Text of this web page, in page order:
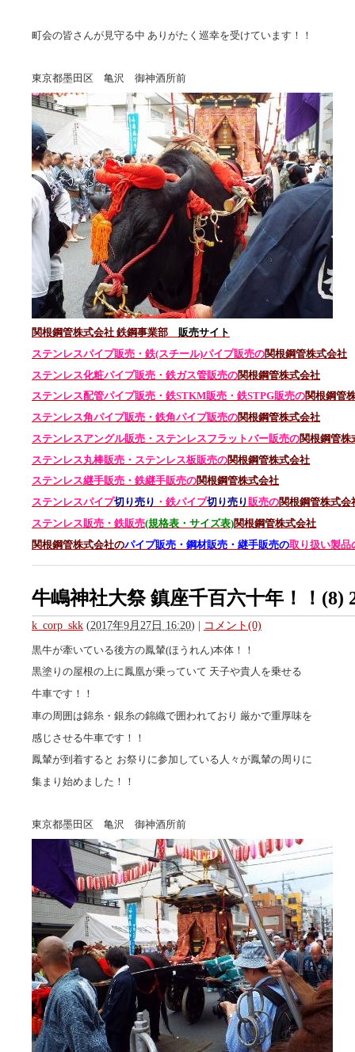
町会の皆さんが見守る中 ありがたく巡幸を受けています！！
東京都墨田区 亀沢 御神酒所前
関根鋼管株式会社 鉄鋼事業部 販売サイト
ステンレスパイプ販売・鉄(スチール)パイプ販売の関根鋼管株式会社
ステンレス化粧パイプ販売・鉄ガス管販売の関根鋼管株式会社
ステンレス配管パイプ販売・鉄STKM販売・鉄STPG販売の関根鋼管
ステンレス角パイプ販売・鉄角パイプ販売の関根鋼管株式会社
ステンレスアングル販売・ ステンレスフラットバー販売の関根鋼管株
ステンレス丸棒販売・ ステンレス板販売の関根鋼管株式会社
ステンレス継手販売・鉄継手販売の関根鋼管株式会社
ステンレスパイプ切り売り ・鉄パイプ切り売り販売の関根鋼管株式会
ステンレス販売・鉄販売(規格表・サイズ表)関根鋼管株式会社
関根鋼管株式会社のパイプ販売・鋼材販売・継手販売の取り扱い製品
牛嶋神社大祭 鎮座千百六十年！！(8)
k_corp_skk (2017年9月27日 16:20) | コメント(0)
黒牛が牽いている後方の鳳輦(ほうれん)本体！！
黒塗りの屋根の上に鳳凰が乗っていて 天子や貴人を乗せる
牛車です！！
車の周囲は錦糸・銀糸の錦織で囲われており 厳かで重厚味を
感じさせる牛車です！！
鳳輦が到着すると お祭りに参加している人々が鳳輦の周りに
集まり始めました！！
東京都墨田区 亀沢 御神酒所前